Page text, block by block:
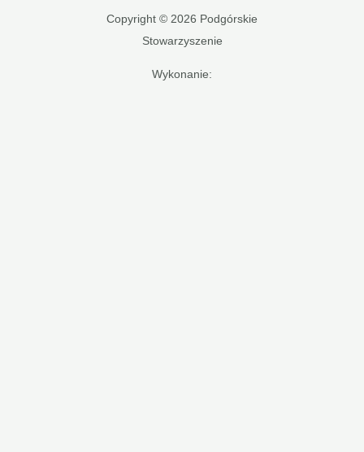
Copyright © 2026 Podgórskie
Stowarzyszenie
Wykonanie: